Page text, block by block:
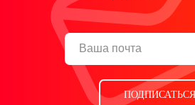
ПОДПИСАТЬСЯ